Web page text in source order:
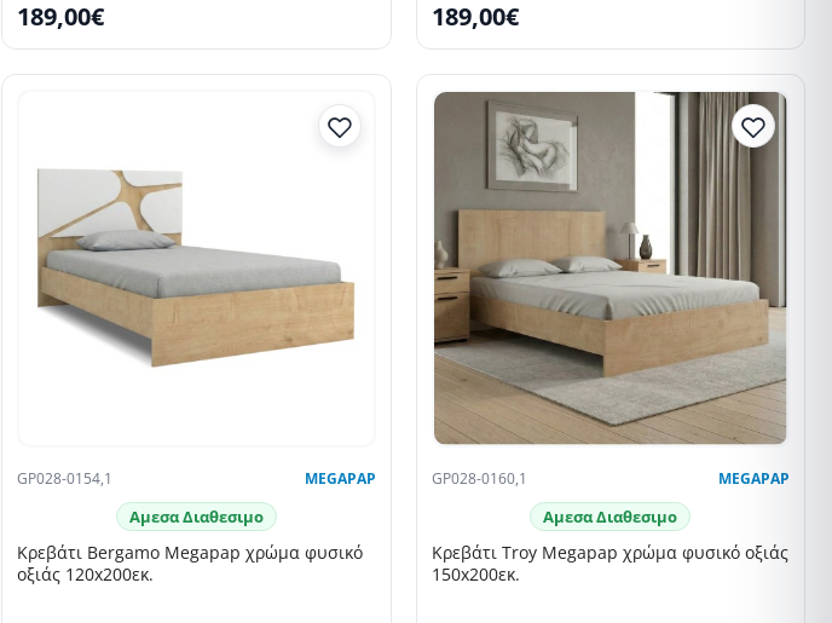
189,00€
SELLING FAST
189,00€
GP028-0154,1 MEGAPAP
Αμεσα Διαθεσιμο
Κρεβάτι Bergamo Megapap χρώμα φυσικό
οξιάς 120x200εκ.
GP028-0160,1 MEGAPAP
Αμεσα Διαθεσιμο
Κρεβάτι Troy Megapap χρώμα φυσικό οξιάς
150x200εκ.